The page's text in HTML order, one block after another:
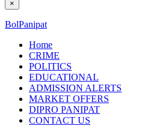
×
BolPanipat
Home
CRIME
POLITICS
EDUCATIONAL
ADMISSION ALERTS
MARKET OFFERS
DIPRO PANIPAT
CONTACT US